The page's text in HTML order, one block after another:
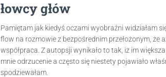
łowcy głów
Pamiętam jak kiedyś oczami wyobraźni widziałam
flow na rozmowie z bezpośrednim przełożonym, że
współpraca. Z autopsji wynikało to tak, iż im
mnie odrzucenie a często się niestety pojawiało
spodziewałam.